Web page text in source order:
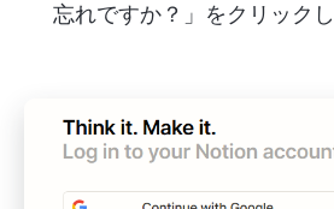
忘れですか？」をクリック